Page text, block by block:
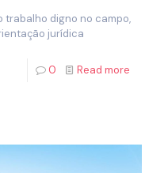
trabalho digno no campo,
jurídica
0 Read more